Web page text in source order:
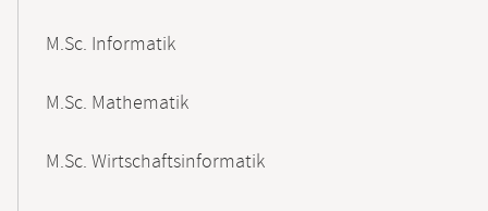
M.Sc. Informatik
M.Sc. Mathematik
M.Sc. Wirtschaftsinformatik